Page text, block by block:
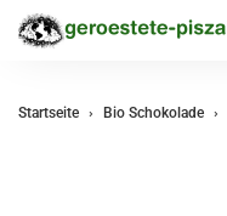
Startseite Bio Schokolade